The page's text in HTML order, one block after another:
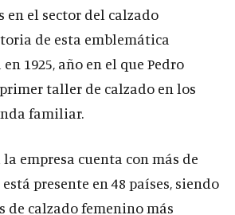
en el sector del calzado
de esta emblemática
1925, año en el que Pedro
taller de calzado en los
familiar.
empresa cuenta con más de
presente en 48 países, siendo
de calzado femenino más